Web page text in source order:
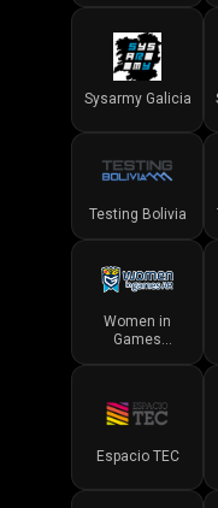
Sysarmy Galicia
Testing Bolivia
Women in
Games
Espacio TEC